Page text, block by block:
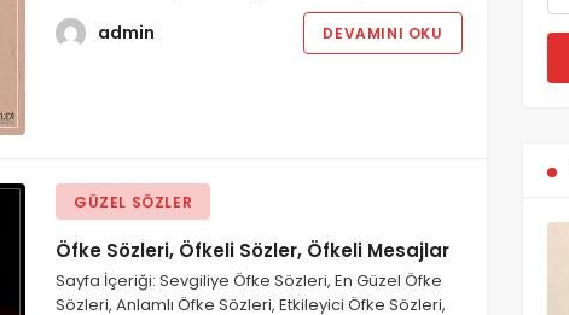
admin DEVAMINI OKU
GÜZEL SÖZLER
Öfke Sözleri, Öfkeli Sözler, Öfkeli Mesajlar
Sayfa İçeriği: Sevgiliye Öfke Sözleri, En Güzel Öfke
Sözleri, Anlamlı Öfke Sözleri, Etkileyici Öfke Sözleri,